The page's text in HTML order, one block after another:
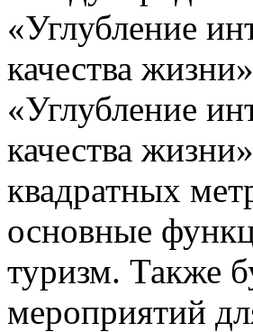
«Углубление
качества
«Углубление
качества
квадратных
основные
туризм. Также
мероприятий